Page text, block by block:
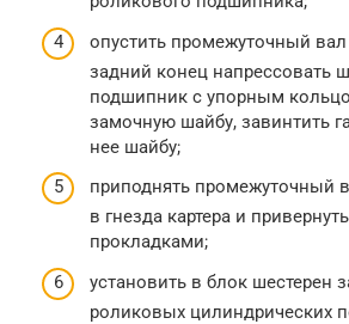
опустить промежуточный вал
задний конец напрессовать
подшипник с упорным
замочную шайбу, завинтить
нее шайбу;
приподнять промежуточный
в гнезда картера и
прокладками;
установить в блок шестерен
роликовых цилиндрических